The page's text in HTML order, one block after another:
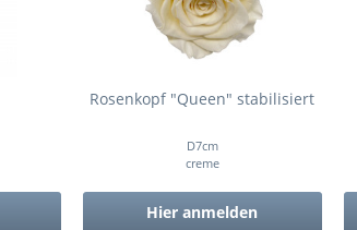
Rosenkopf "Queen" stabilisiert
D7cm
creme
Hier anmelden